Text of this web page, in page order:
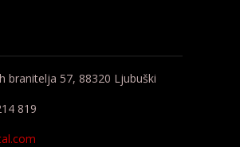
branitelja 57, 88320 Ljubuški
819